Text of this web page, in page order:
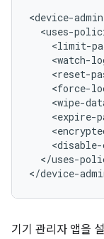
<device-admin
<limit-
<watch-
<reset-
<force-
<wipe-
<expire-
<disable-
</uses-
</device-
기기 관리자 앱을